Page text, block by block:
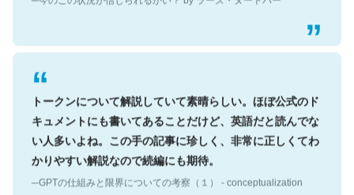
トークンについて解説していて素晴らしい。ほぼ公式のド
キュメントにも書いてあることだけど、英語だと読んでな
い人多いよね。この手の記事に珍しく、非常に正しくてわ
かりやすい解説なので続編にも期待。
─GPTの仕組みと限界についての考察（１） - conceptualization